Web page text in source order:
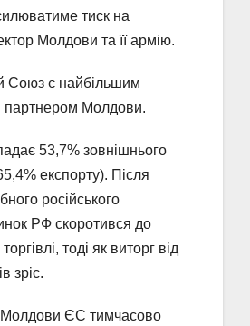
тиск на
Молдови та її армію.
Союз є найбільшим
партнером Молдови.
53,7% зовнішнього
експорту). Після
російського
РФ скоротився до
тоді як виторг від
зріс.
Молдови ЄС тимчасово